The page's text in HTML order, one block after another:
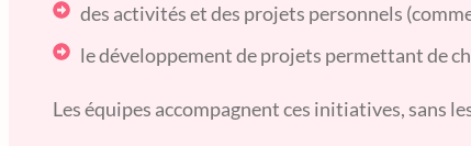
des activités et des projets personnels
le développement de projets permettant de
Les équipes accompagnent ces initiatives, sans